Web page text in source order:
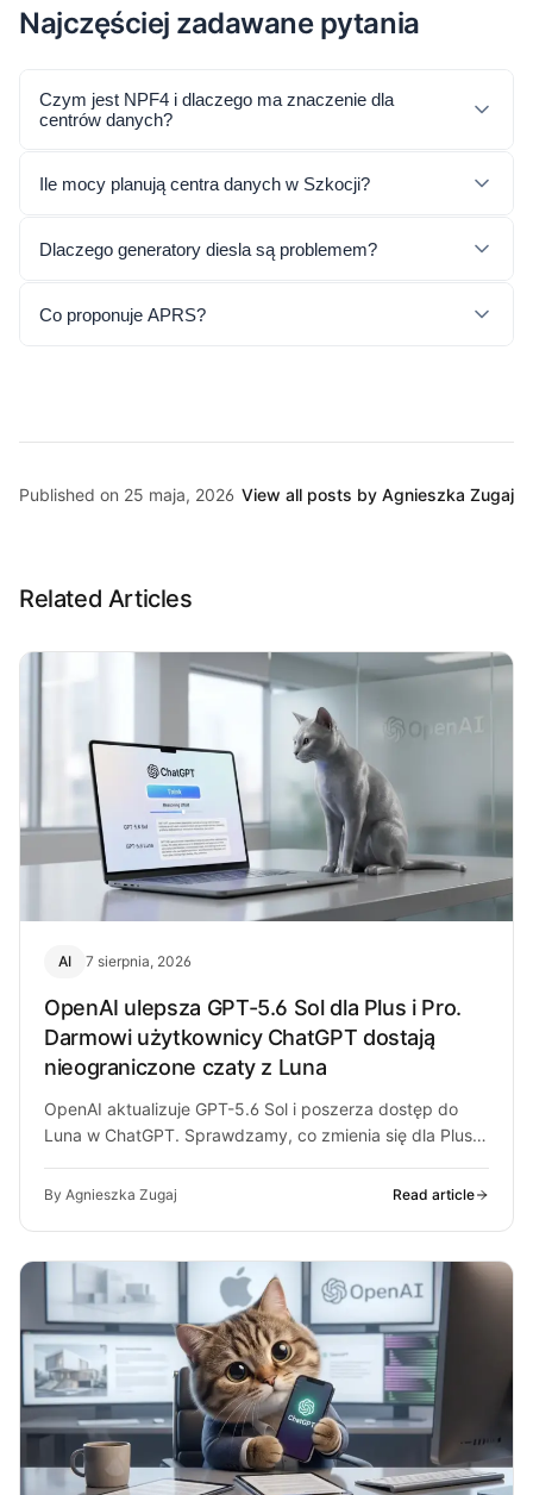
Najczęściej zadawane pytania
Czym jest NPF4 i dlaczego ma znaczenie dla
centrów danych?
Ile mocy planują centra danych w Szkocji?
Dlaczego generatory diesla są problemem?
Co proponuje APRS?
Published on 25 maja, 2026 View all posts by Agnieszka Zugaj
Related Articles
AI 7 sierpnia, 2026
OpenAI ulepsza GPT-5.6 Sol dla Plus i Pro.
Darmowi użytkownicy ChatGPT dostają
nieograniczone czaty z Luna
OpenAI aktualizuje GPT-5.6 Sol i poszerza dostęp do
Luna w ChatGPT. Sprawdzamy, co zmienia się dla Plus,
By Agnieszka Zugaj Read article